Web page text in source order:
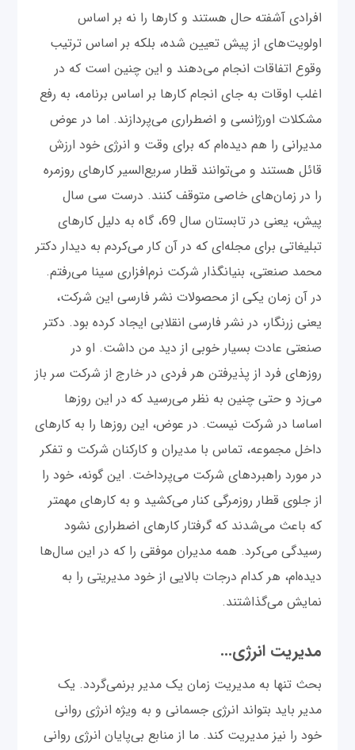
افرادی آشفته حال هستند و کارها را نه بر اساس
اولویت‌های از پیش تعیین شده، بلکه بر اساس ترتیب
وقوع اتفاقات انجام می‌دهند و این چنین است که در
اغلب اوقات به جای انجام کارها بر اساس برنامه، به رفع
مشکلات اورژانسی و اضطراری می‌پردازند. اما در عوض
مدیرانی را هم دیده‌ام که برای وقت و انرژی خود ارزش
قائل هستند و می‌توانند قطار سریع‌السیر کارهای روزمره
را در زمان‌های خاصی متوقف کنند. درست سی سال
پیش، یعنی در تابستان سال 69، گاه به دلیل کارهای
تبلیغاتی برای مجله‌ای که در آن کار می‌کردم به دیدار دکتر
محمد صنعتی، بنیانگذار شرکت نرم‌افزاری سینا می‌رفتم.
در آن زمان یکی از محصولات نشر فارسی این شرکت،
یعنی زرنگار، در نشر فارسی انقلابی ایجاد کرده بود. دکتر
صنعتی عادت بسیار خوبی از دید من داشت. او در
روزهای فرد از پذیرفتن هر فردی در خارج از شرکت سر باز
می‌زد و حتی چنین به نظر می‌رسید که در این روزها
اساسا در شرکت نیست. در عوض، این روزها را به کارهای
داخل مجموعه، تماس با مدیران و کارکنان شرکت و تفکر
در مورد راهبردهای شرکت می‌پرداخت. این گونه، خود را
از جلوی قطار روزمرگی کنار می‌کشید و به کارهای مهمتر
که باعث می‌شدند که گرفتار کارهای اضطراری نشود
رسیدگی می‌کرد. همه مدیران موفقی را که در این سال‌ها
دیده‌ام، هر کدام درجات بالایی از خود مدیریتی را به
نمایش می‌گذاشتند.
مدیریت انرژی...
بحث تنها به مدیریت زمان یک مدیر برنمی‌گردد. یک
مدیر باید بتواند انرژی جسمانی و به ویژه انرژی روانی
خود را نیز مدیریت کند. ما از منابع بی‌پایان انرژی روانی